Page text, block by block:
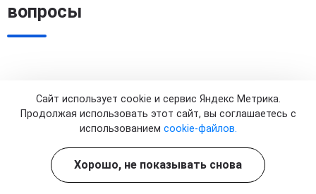
вопросы
Как работает капельница Актовегин и для
каких заболеваний она назначается чаще
всего?
Актовегин усиливает клеточное дыхание, улучшает
использование кислорода, ускоряет восстановление
Сайт использует cookie и сервис Яндекс Метрика.
Продолжая использовать этот сайт, вы соглашаетесь с
использованием cookie-файлов.
Хорошо, не показывать снова